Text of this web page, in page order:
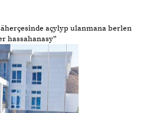
açylyp ulanmana berlen
hassahanasy”